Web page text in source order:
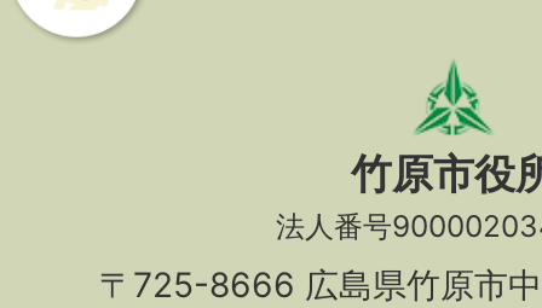
竹原市役
法人番号
〒725-8666 広島県竹原市